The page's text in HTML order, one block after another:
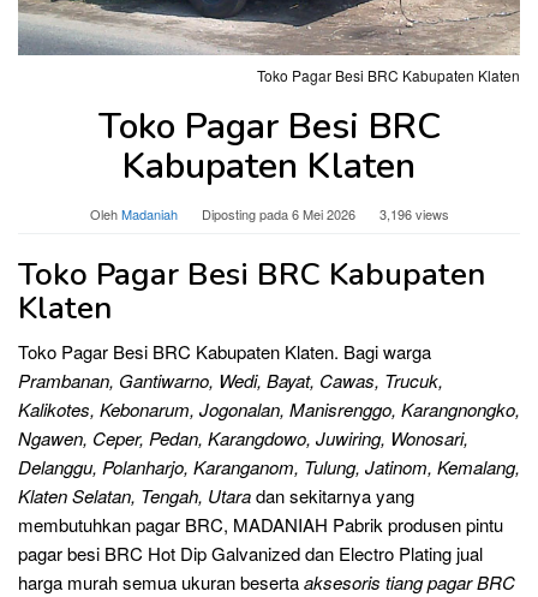
Toko Pagar Besi BRC Kabupaten Klaten
Toko Pagar Besi BRC
Kabupaten Klaten
OlehMadaniah Diposting pada6 Mei 2026 3,196 views
Toko Pagar Besi BRC Kabupaten
Klaten
Toko Pagar Besi BRC Kabupaten Klaten. Bagi warga
Prambanan, Gantiwarno, Wedi, Bayat, Cawas, Trucuk,
Kalikotes, Kebonarum, Jogonalan, Manisrenggo, Karangnongko,
Ngawen, Ceper, Pedan, Karangdowo, Juwiring, Wonosari,
Delanggu, Polanharjo, Karanganom, Tulung, Jatinom, Kemalang,
Klaten Selatan, Tengah, Utaradan sekitarnya yang
membutuhkan pagar BRC, MADANIAH Pabrik produsen pintu
pagar besi BRC Hot Dip Galvanized dan Electro Plating jual
harga murah semua ukuran besertaaksesoris tiang pagar BRC